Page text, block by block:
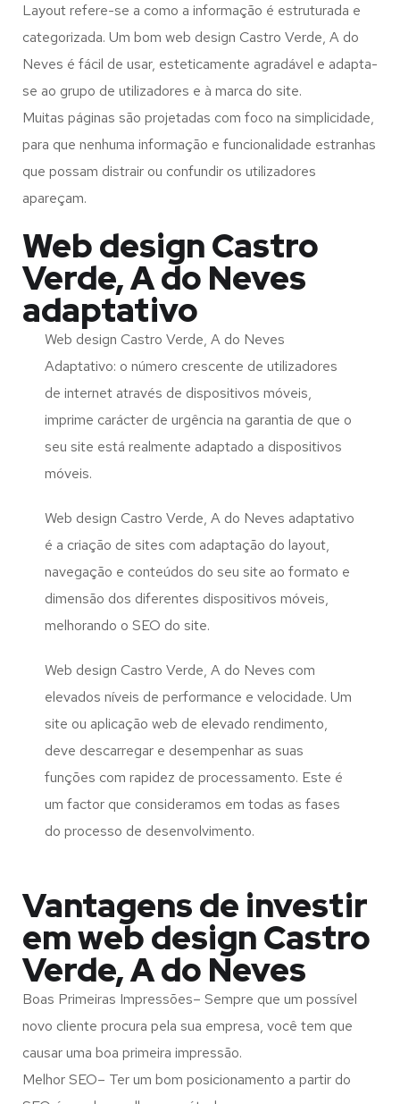
Layout refere-se a como a informação é estruturada e
categorizada. Um bom web design Castro Verde, A do
Neves é fácil de usar, esteticamente agradável e adapta-
se ao grupo de utilizadores e à marca do site.
Muitas páginas são projetadas com foco na simplicidade,
para que nenhuma informação e funcionalidade estranhas
que possam distrair ou confundir os utilizadores
apareçam.
Web design Castro
Verde, A do Neves
adaptativo
Web design Castro Verde, A do Neves
Adaptativo: o número crescente de utilizadores
de internet através de dispositivos móveis,
imprime carácter de urgência na garantia de que o
seu site está realmente adaptado a dispositivos
móveis.
Web design Castro Verde, A do Neves adaptativo
é a criação de sites com adaptação do layout,
navegação e conteúdos do seu site ao formato e
dimensão dos diferentes dispositivos móveis,
melhorando o SEO do site.
Web design Castro Verde, A do Neves com
elevados níveis de performance e velocidade. Um
site ou aplicação web de elevado rendimento,
deve descarregar e desempenhar as suas
funções com rapidez de processamento. Este é
um factor que consideramos em todas as fases
do processo de desenvolvimento.
Vantagens de investir
em web design Castro
Verde, A do Neves
Boas Primeiras Impressões– Sempre que um possível
novo cliente procura pela sua empresa, você tem que
causar uma boa primeira impressão.
Melhor SEO– Ter um bom posicionamento a partir do